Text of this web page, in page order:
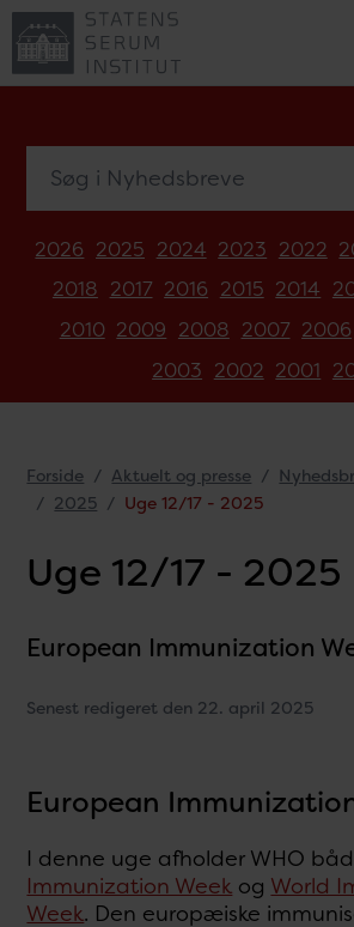
2026 2025 2024 2023 2022
2018 2017 2016 2015 2014
2010 2009 2008 2007 2006
2003 2002 2001
Forside Aktuelt og presse
2025
Uge 12/17 - 2025
Uge 12/17 - 2025
European Immunization
Senest redigeret den 22. april 2025
European
I denne uge afholder WHO
Immunization Week og World
Week. Den europæiske